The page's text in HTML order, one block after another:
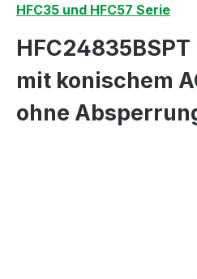
HFC35 und HFC57 Serie
mit konischem
ohne